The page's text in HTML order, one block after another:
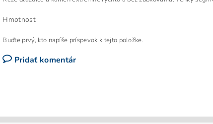
Hmotnosť
Buďte prvý, kto napíše príspevok k tejto položke.
Pridať komentár